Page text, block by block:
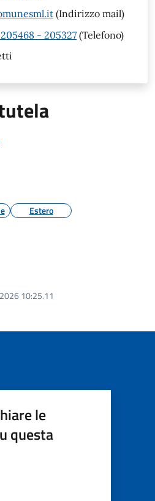
(Indirizzo mail)
- 205327(Telefono)
Estero
10:25.11
le
questa